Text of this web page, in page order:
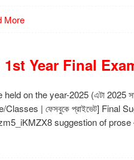
More
Year Final
on the year-2025 (এটা 2025
| ফেসবুকে প্রাইভেট] Final
suggestion of prose